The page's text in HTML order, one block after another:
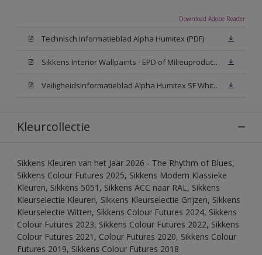
Download Adobe Reader
Technisch Informatieblad Alpha Humitex (PDF)
Sikkens Interior Wallpaints - EPD of Milieuproductverklaring
Veiligheidsinformatieblad Alpha Humitex SF White W05 (MSDS)
Kleurcollectie
Sikkens Kleuren van het Jaar 2026 - The Rhythm of Blues,
Sikkens Colour Futures 2025, Sikkens Modern Klassieke
Kleuren, Sikkens 5051, Sikkens ACC naar RAL, Sikkens
Kleurselectie Kleuren, Sikkens Kleurselectie Grijzen, Sikkens
Kleurselectie Witten, Sikkens Colour Futures 2024, Sikkens
Colour Futures 2023, Sikkens Colour Futures 2022, Sikkens
Colour Futures 2021, Colour Futures 2020, Sikkens Colour
Futures 2019, Sikkens Colour Futures 2018